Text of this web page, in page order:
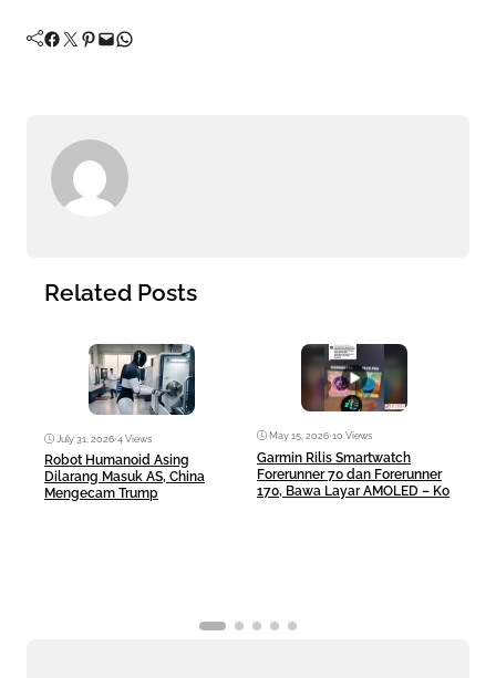
Facebook Twitter Pinterest Mail WhatsApp
Related Posts
July 31, 2026•4 Views
Robot Humanoid Asing
Dilarang Masuk AS, China
Mengecam Trump
May 15, 2026•10 Views
Garmin Rilis Smartwatch
Forerunner 70 dan Forerunner
170, Bawa Layar AMOLED – Ko